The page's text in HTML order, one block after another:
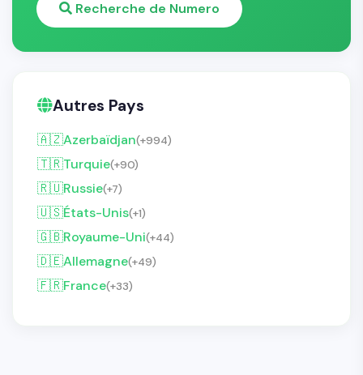
Recherche de Numero
Autres Pays
🇦🇿Azerbaïdjan(+994)
🇹🇷Turquie(+90)
🇷🇺Russie(+7)
🇺🇸États-Unis(+1)
🇬🇧Royaume-Uni(+44)
🇩🇪Allemagne(+49)
🇫🇷France(+33)